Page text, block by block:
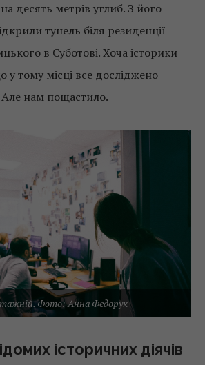
десять метрів углиб. З його
тунель біля резиденції
в Суботові. Хоча історики
у тому місці все досліджено
нам пощастило.
Фото: Анна Федорук
історичних діячів